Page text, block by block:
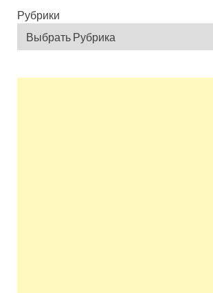
Рубрики